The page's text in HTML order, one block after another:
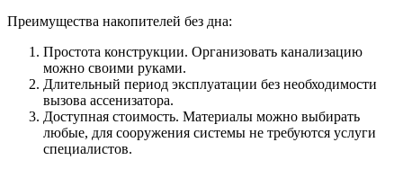
Преимущества накопителей без дна:
Простота конструкции. Организовать канализацию
можно своими руками.
Длительный период эксплуатации без необходимости
вызова ассенизатора.
Доступная стоимость. Материалы можно выбирать
любые, для сооружения системы не требуются услуги
специалистов.